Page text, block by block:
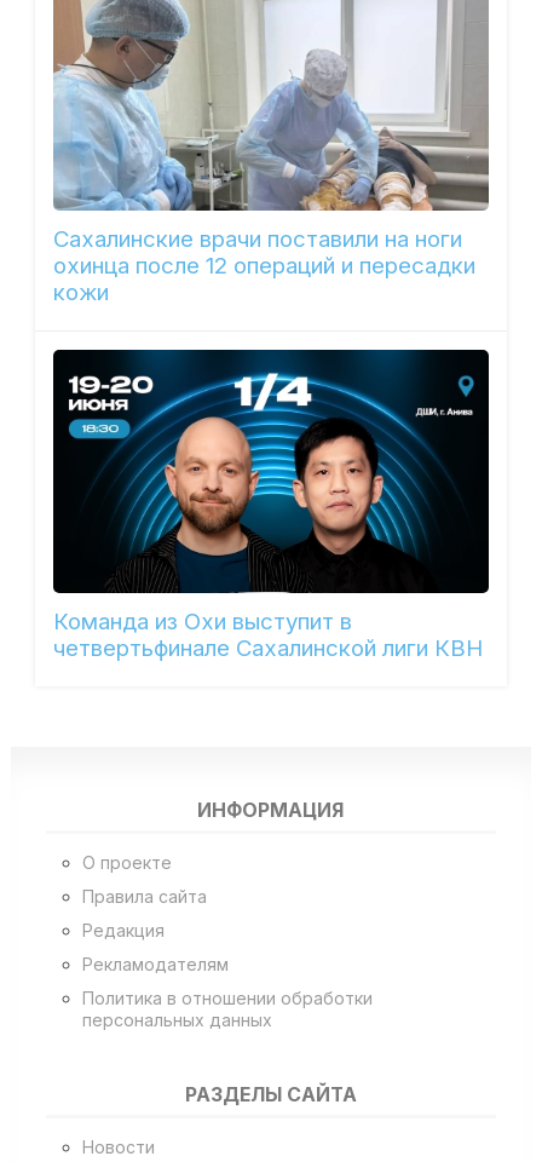
Сахалинские врачи поставили на ноги
охинца после 12 операций и пересадки
кожи
Команда из Охи выступит в
четвертьфинале Сахалинской лиги КВН
ИНФОРМАЦИЯ
О проекте
Правила сайта
Редакция
Рекламодателям
Политика в отношении обработки
персональных данных
РАЗДЕЛЫ САЙТА
Новости